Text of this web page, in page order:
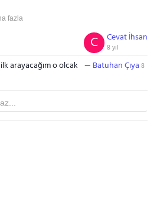
fazla
Cevat İhsan
8 yıl
C
arayacağım o olcak Batuhan Çıya 8